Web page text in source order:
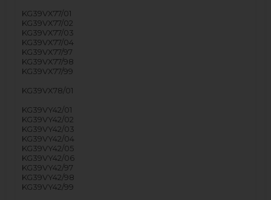
KG39VX77/01
KG39VX77/02
KG39VX77/03
KG39VX77/04
KG39VX77/97
KG39VX77/98
KG39VX77/99
KG39VX78/01
KG39VY42/01
KG39VY42/02
KG39VY42/03
KG39VY42/04
KG39VY42/05
KG39VY42/06
KG39VY42/97
KG39VY42/98
KG39VY42/99